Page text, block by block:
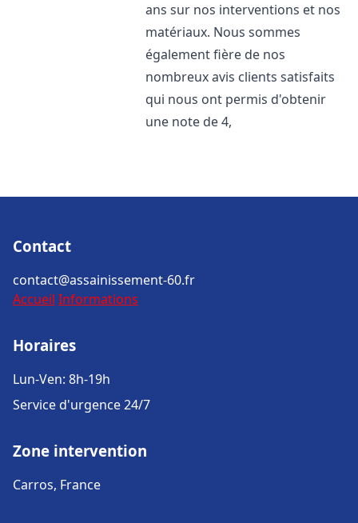
ans sur nos interventions et nos
matériaux. Nous sommes
également fière de nos
nombreux avis clients satisfaits
qui nous ont permis d'obtenir
une note de 4,
Contact
contact@assainissement-60.fr
Accueil Informations
Horaires
Lun-Ven: 8h-19h
Service d'urgence 24/7
Zone intervention
Carros, France